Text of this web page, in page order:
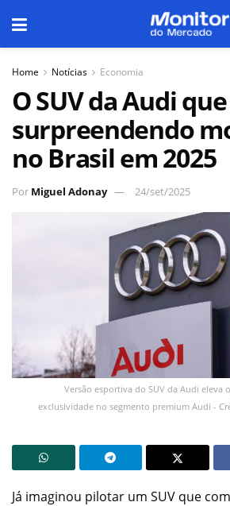
Home Notícias Economia
O SUV da Audi
surpreendendo
no Brasil em 2025
Por Miguel Adonay 24/set/2025
Versão esportiva do SUV da Audi eleva
exclusividade no segmento premium Audi -
Já imaginou pilotar um SUV que